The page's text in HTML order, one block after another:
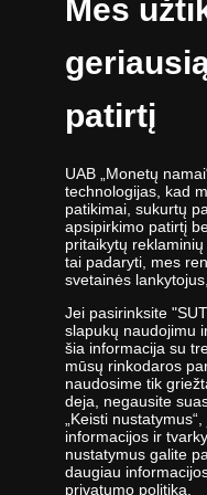
oficiali kolekcinių monetų
metų veikianti UAB
įmonių grupei.
Viena didžiausių
,,Samlerhuset Group“ turi
seniausia Norvegijos
kalykla gamina kai kurias
be to, kasmet kaldina
įmonės apyvarta siekė 400
UAB „Monetų namai“
lanko parodas ir
klientams siūlo tik
Mes
patirtį
UAB „Monetų
technologijas, kad
patikimai, sukurtų
apsipirkimo patirtį
pritaikytų
tai padaryti, mes
svetainės
Jei pasirinksite
slapukų naudojimu
šia informacija su
mūsų rinkodaros
naudosime tik
deja, negausite
„Keisti
informacijos ir
nustatymus galite
daugiau
privatumo politiką